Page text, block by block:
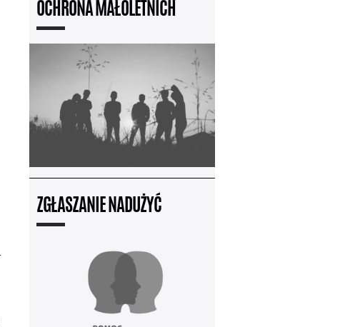
OCHRONA MAŁOLETNICH
ZGŁASZANIE NADUŻYĆ